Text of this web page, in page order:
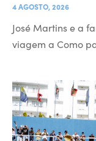
4 AGOSTO, 2026
José Martins e a
viagem a Como